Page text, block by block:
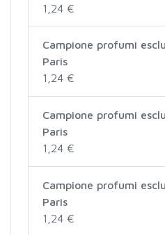
1,24 €
Campione profumi
Paris
1,24 €
Campione profumi
Paris
1,24 €
Campione profumi
Paris
1,24 €